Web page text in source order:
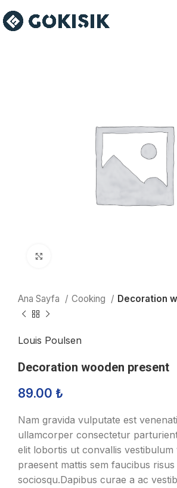
Ana Sayfa Cooking Decoration
Louis Poulsen
Decoration wooden present
89.00 ₺
Nam gravida vulputate est
ullamcorper consectetur
elit lobortis ut convallis
praesent mattis sem faucibus risus
sociosqu.Dapibus curae a ac